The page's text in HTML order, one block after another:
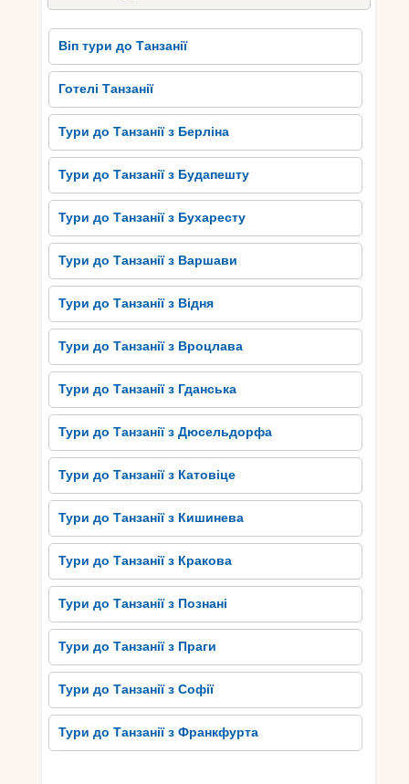
Віп тури до Танзанії
Готелі Танзанії
Тури до Танзанії з Берліна
Тури до Танзанії з Будапешту
Тури до Танзанії з Бухаресту
Тури до Танзанії з Варшави
Тури до Танзанії з Відня
Тури до Танзанії з Вроцлава
Тури до Танзанії з Гданська
Тури до Танзанії з Дюсельдорфа
Тури до Танзанії з Катовіце
Тури до Танзанії з Кишинева
Тури до Танзанії з Кракова
Тури до Танзанії з Познані
Тури до Танзанії з Праги
Тури до Танзанії з Софії
Тури до Танзанії з Франкфурта